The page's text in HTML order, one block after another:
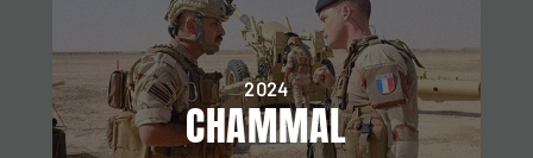
2024
CHAMMAL